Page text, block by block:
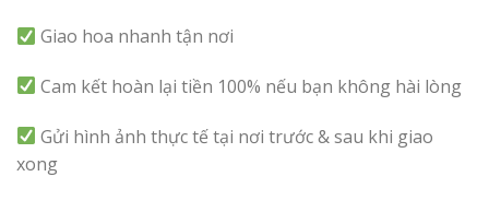
Giao hoa nhanh tận nơi
Cam kết hoàn lại tiền 100% nếu bạn không hài lòng
Gửi hình ảnh thực tế tại nơi trước & sau khi giao
xong